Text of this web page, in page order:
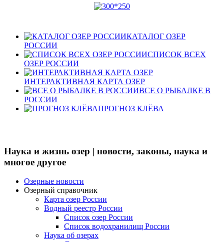
КАТАЛОГ ОЗЕР
РОССИИ
СПИСОК ВСЕХ
ОЗЕР РОССИИ
ИНТЕРАКТИВНАЯ КАРТА ОЗЕР
ВСЕ О РЫБАЛКЕ В
РОССИИ
ПРОГНОЗ КЛЁВА
Наука и жизнь озер | новости, законы, наука и
многое другое
Озерные новости
Озерный справочник
Карта озер России
Водный реестр России
Список озер России
Список водохранилищ России
Наука об озерах